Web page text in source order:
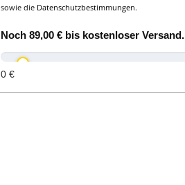
sowie die Datenschutzbestimmungen.
Noch 89,00 €bis kostenloser Versand.
0 €